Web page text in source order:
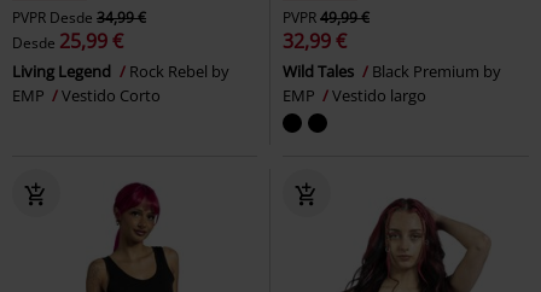
PVPR Desde 34,99 €
Desde 25,99 €
Living Legend
Rock Rebel by
EMP
Vestido Corto
PVPR49,99 €
32,99 €
Wild Tales
Black Premium by
EMP
Vestido largo